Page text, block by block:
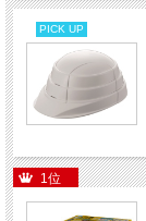
PICK UP
1位